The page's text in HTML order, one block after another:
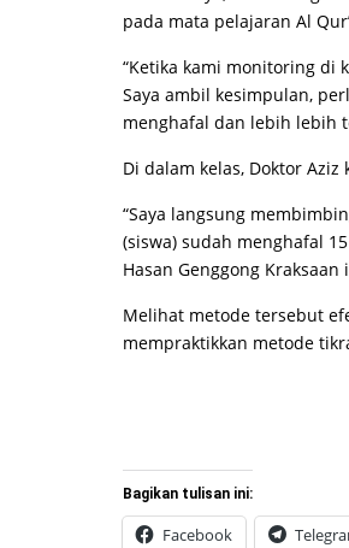
pada mata pelajaran Al
“Ketika kami monitoring di
Saya ambil kesimpulan,
menghafal dan lebih lebih
Di dalam kelas, Doktor
“Saya langsung
(siswa) sudah menghafal
Hasan Genggong Kraksaan
Melihat metode tersebut
mempraktikkan metode
Bagikan tulisan ini:
Facebook